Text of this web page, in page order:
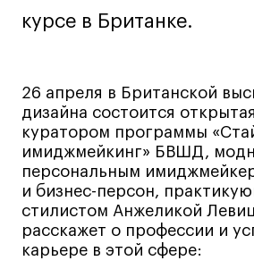
Фотография
Техникум
Специалист кино- и
Графический дизайнер
Цифровой маркетолог
Технолог-конструктор одежды
курсе в Британке.
26 апреля в Британской
дизайна состоится
куратором программы
имиджмейкинг» БВШД,
персональным
и бизнес-персон,
стилистом Анжеликой
расскажет о профессии и
карьере в этой сфере: